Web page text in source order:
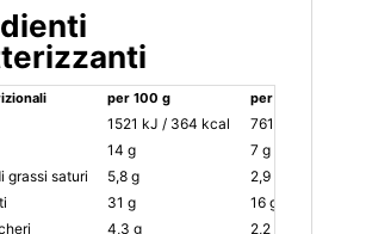
per 100 g per barretta 50 g
1521 kJ / 364 kcal
761 kJ – 182 Kcal
14 g
7 g
grassi saturi
5,8 g
2,9 g
31 g
16 g
4,3 g
2,2 g